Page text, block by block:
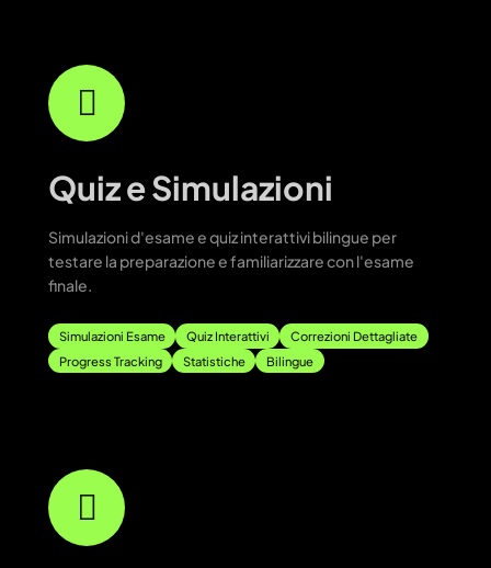
Quiz e Simulazioni
Simulazioni d'esame e quiz interattivi bilingue per
testare la preparazione e familiarizzare con l'esame
finale.
Simulazioni Esame Quiz Interattivi
Correzioni Dettagliate
Progress Tracking
Statistiche Bilingue